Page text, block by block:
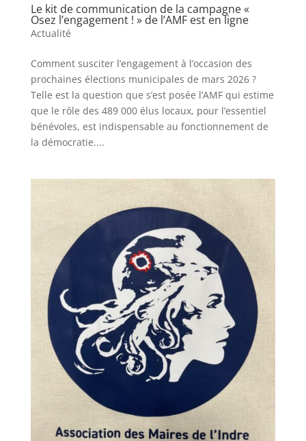
Le kit de communication de la campagne «
Osez l’engagement ! » de l’AMF est en ligne
Actualité
Comment susciter l’engagement à l’occasion des
prochaines élections municipales de mars 2026 ?
Telle est la question que s’est posée l’AMF qui estime
que le rôle des 489 000 élus locaux, pour l’essentiel
bénévoles, est indispensable au fonctionnement de
la démocratie....